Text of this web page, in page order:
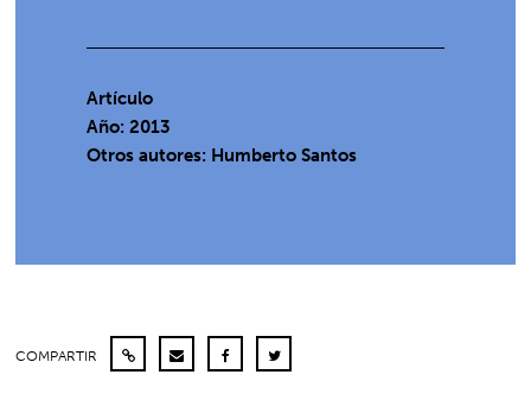
Artículo
Año: 2013
Otros autores: Humberto Santos
COMPARTIR